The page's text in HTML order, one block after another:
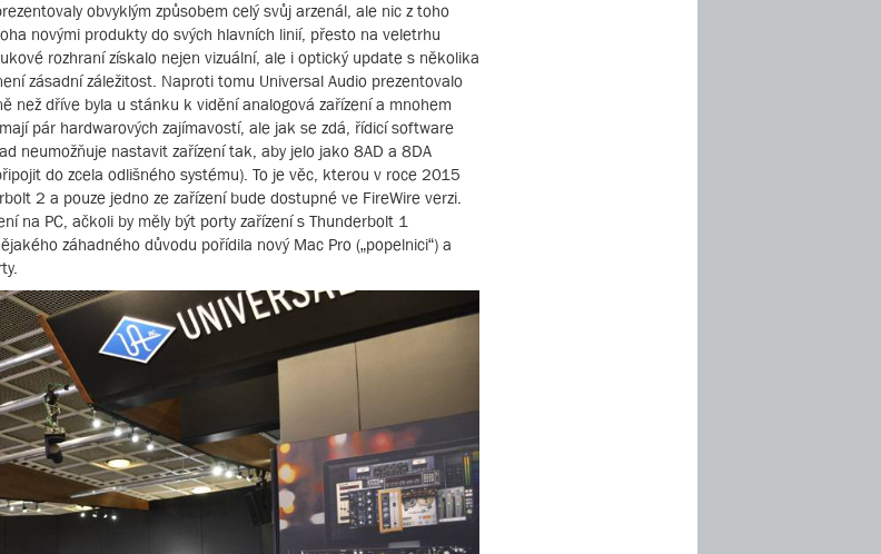
obvyklým způsobem celý svůj arzenál, ale nic z toho
novými produkty do svých hlavních linií, přesto na veletrhu
rozhraní získalo nejen vizuální, ale i optický update s několika
zásadní záležitost. Naproti tomu Universal Audio prezentovalo
než dříve byla u stánku k vidění analogová zařízení a mnohem
pár hardwarových zajímavostí, ale jak se zdá, řídicí software
neumožňuje nastavit zařízení tak, aby jelo jako 8AD a 8DA
do zcela odlišného systému). To je věc, kterou v roce 2015
2 a pouze jedno ze zařízení bude dostupné ve FireWire verzi.
na PC, ačkoli by měly být porty zařízení s Thunderbolt 1
záhadného důvodu pořídila nový Mac Pro („popelnici“) a